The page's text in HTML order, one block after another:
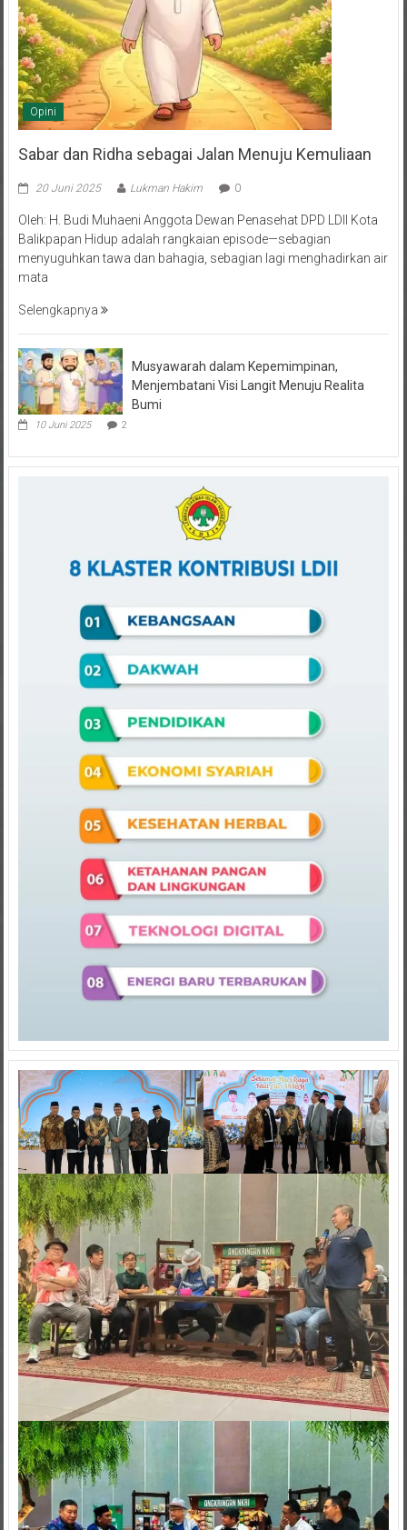
Opini
Sabar dan Ridha sebagai Jalan Menuju Kemuliaan
20 Juni 2025 Lukman Hakim 0
Oleh: H. Budi Muhaeni Anggota Dewan Penasehat DPD LDII Kota
Balikpapan Hidup adalah rangkaian episode—sebagian
menyuguhkan tawa dan bahagia, sebagian lagi menghadirkan air
mata
Selengkapnya
Musyawarah dalam Kepemimpinan,
Menjembatani Visi Langit Menuju Realita
Bumi
10 Juni 2025 2